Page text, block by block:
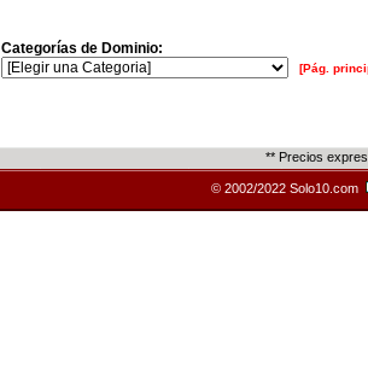
Categorías de Dominio:
[Pág.
** Precios
© 2002/2022 Solo10.com